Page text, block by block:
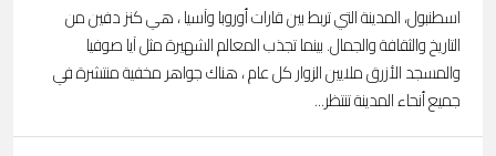
اسطنبول، المدينة التي تربط بين قارات أوروبا وآسيا ، هي كنز دفين من
التاريخ والثقافة والجمال. بينما تجذب المعالم الشهيرة مثل آيا صوفيا
والمسجد الأزرق ملايين الزوار كل عام ، هناك جواهر مخفية منتشرة في
جميع أنحاء المدينة تنتظر...